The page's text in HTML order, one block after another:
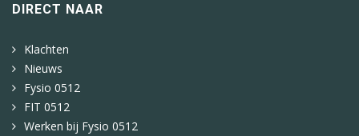
DIRECT NAAR
Klachten
Nieuws
Fysio 0512
FIT 0512
Werken bij Fysio 0512